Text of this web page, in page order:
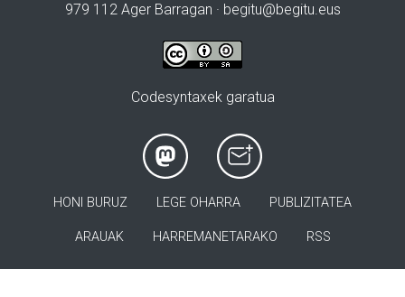
979 112 Ager Barragan · begitu@begitu.eus
Codesyntaxek garatua
HONI BURUZ LEGE OHARRA PUBLIZITATEA
ARAUAK HARREMANETARAKO RSS